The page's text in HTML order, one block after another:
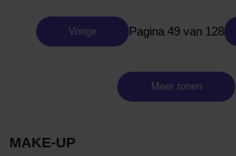
Vorige Pagina 49 van 128
Meer tonen
MAKE-UP